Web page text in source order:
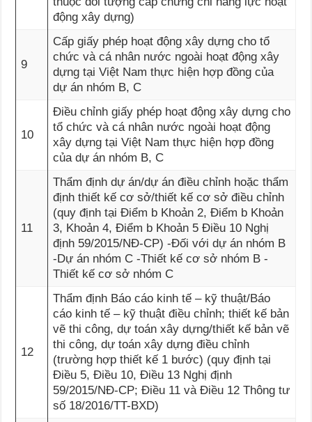
động xây dựng)
9
Cấp giấy phép hoạt động xây dựng cho tổ
chức và cá nhân nước ngoài hoạt động xây
dựng tại Việt Nam thực hiện hợp đồng của
dự án nhóm B, C
10
Điều chỉnh giấy phép hoạt động xây dựng cho
tổ chức và cá nhân nước ngoài hoạt động
xây dựng tại Việt Nam thực hiện hợp đồng
của dự án nhóm B, C
11
Thẩm định dự án/dự án điều chỉnh hoặc thẩm
định thiết kế cơ sở/thiết kế cơ sở điều chỉnh
(quy định tại Điểm b Khoản 2, Điểm b Khoản
3, Khoản 4, Điểm b Khoản 5 Điều 10 Nghị
định 59/2015/NĐ-CP) -Đối với dự án nhóm B
-Dự án nhóm C -Thiết kế cơ sở nhóm B -
Thiết kế cơ sở nhóm C
12
Thẩm định Báo cáo kinh tế – kỹ thuật/Báo
cáo kinh tế – kỹ thuật điều chỉnh; thiết kế bản
vẽ thi công, dự toán xây dựng/thiết kế bản vẽ
thi công, dự toán xây dựng điều chỉnh
(trường hợp thiết kế 1 bước) (quy định tại
Điều 5, Điều 10, Điều 13 Nghị định
59/2015/NĐ-CP; Điều 11 và Điều 12 Thông tư
số 18/2016/TT-BXD)